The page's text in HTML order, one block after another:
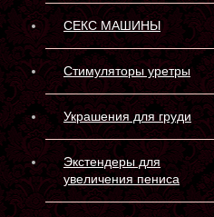
СЕКС МАШИНЫ
Стимуляторы уретры
Украшения для груди
Экстендеры для
увеличения пениса